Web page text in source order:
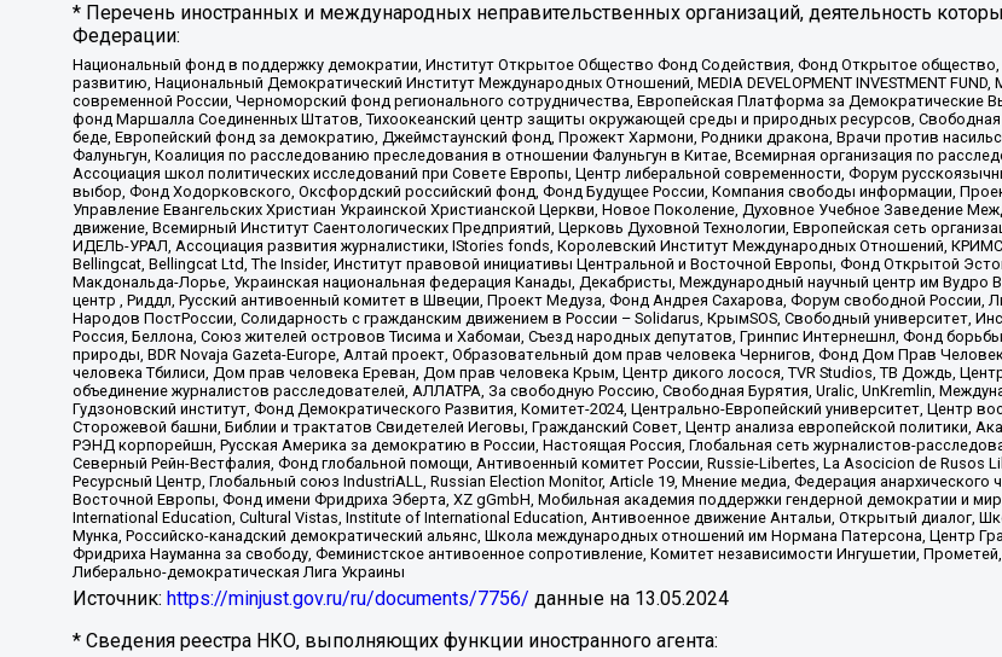
* Перечень иностранных и международных неправительственных организаций, деятельность
Федерации:
Национальный фонд в поддержку демократии, Институт Открытое Общество Фонд Содействия, Фонд Открытое
развитию, Национальный Демократический Институт Международных Отношений, MEDIA DEVELOPMENT INVESTMENT
современной России, Черноморский фонд регионального сотрудничества, Европейская Платформа за
фонд Маршалла Соединенных Штатов, Тихоокеанский центр защиты окружающей среды и природных ресурсов, Свободная
беде, Европейский фонд за демократию, Джеймстаунский фонд, Прожект Хармони, Родники дракона, Врачи против
Фалуньгун, Коалиция по расследованию преследования в отношении Фалуньгун в Китае, Всемирная организация по
Ассоциация школ политических исследований при Совете Европы, Центр либеральной современности, Форум
выбор, Фонд Ходорковского, Оксфордский российский фонд, Фонд Будущее России, Компания свободы информации,
Управление Евангельских Христиан Украинской Христианской Церкви, Новое Поколение, Духовное Учебное Заведение
движение, Всемирный Институт Саентологических Предприятий, Церковь Духовной Технологии, Европейская сеть
ИДЕЛЬ-УРАЛ, Ассоциация развития журналистики, IStories fonds, Королевский Институт Международных Отношений,
Bellingcat, Bellingcat Ltd, The Insider, Институт правовой инициативы Центральной и Восточной Европы, Фонд Открытой
Макдональда-Лорье, Украинская национальная федерация Канады, Декабристы, Международный научный центр им Вудро
центр , Риддл, Русский антивоенный комитет в Швеции, Проект Медуза, Фонд Андрея Сахарова, Форум свободной России,
Народов ПостРоссии, Солидарность с гражданским движением в России – Solidarus, КрымSOS, Свободный университет,
Россия, Беллона, Союз жителей островов Тисима и Хабомаи, Съезд народных депутатов, Гринпис Интернешнл, Фонд
природы, BDR Novaja Gazeta-Europe, Алтай проект, Образовательный дом прав человека Чернигов, Фонд Дом Прав
человека Тбилиси, Дом прав человека Ереван, Дом прав человека Крым, Центр дикого лосося, TVR Studios, ТВ Дождь,
объединение журналистов расследователей, АЛЛАТРА, За свободную Россию, Свободная Бурятия, Uralic, UnKremlin,
Гудзоновский институт, Фонд Демократического Развития, Комитет-2024, Центрально-Европейский университет, Центр
Сторожевой башни, Библии и трактатов Свидетелей Иеговы, Гражданский Совет, Центр анализа европейской политики,
РЭНД корпорейшн, Русская Америка за демократию в России, Настоящая Россия, Глобальная сеть журналистов-
Северный Рейн-Вестфалия, Фонд глобальной помощи, Антивоенный комитет России, Russie-Libertes, La Asocicion de
Ресурсный Центр, Глобальный союз IndustriALL, Russian Election Monitor, Article 19, Мнение медиа, Федерация
Восточной Европы, Фонд имени Фридриха Эберта, XZ gGmbH, Мобильная академия поддержки гендерной демократии и
International Education, Cultural Vistas, Institute of International Education, Антивоенное движение Антальи, Открытый диалог,
Мунка, Российско-канадский демократический альянс, Школа международных отношений им Нормана Патерсона, Центр
Фридриха Науманна за свободу, Феминистское антивоенное сопротивление, Комитет независимости Ингушетии,
Либерально-демократическая Лига Украины
Источник: https://minjust.gov.ru/ru/documents/7756/ данные на 13.05.2024
* Сведения реестра НКО, выполняющих функции иностранного агента: